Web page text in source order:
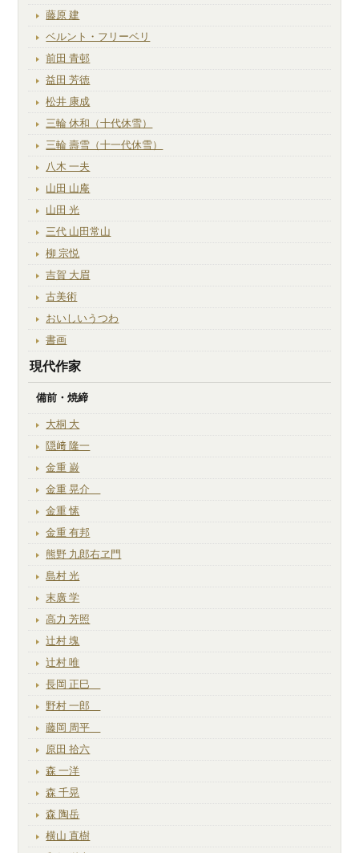
藤原 建
ベルント・フリーベリ
前田 青邨
益田 芳徳
松井 康成
三輪 休和（十代休雪）
三輪 壽雪（十一代休雪）
八木 一夫
山田 山庵
山田 光
三代 山田常山
柳 宗悦
吉賀 大眉
古美術
おいしいうつわ
書画
現代作家
備前・焼締
大桐 大
隠﨑 隆一
金重 巌
金重 晃介
金重 愫
金重 有邦
熊野 九郎右ヱ門
島村 光
末廣 学
高力 芳照
辻村 塊
辻村 唯
長岡 正巳
野村 一郎
藤岡 周平
原田 拾六
森 一洋
森 千晃
森 陶岳
横山 直樹